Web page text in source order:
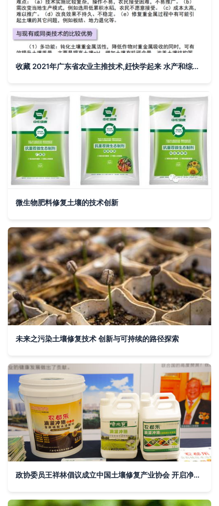
收藏 2021年广东省农业主推技术,赶快学起来 水产和综合篇
微生物肥料修复土壤的技术创新
未来之污染土壤修复技术 创新与可持续的路径探索
政协委员王祥林倡议成立中国土壤修复产业协会 开启净土保卫新篇章